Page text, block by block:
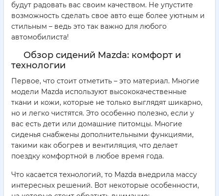
будут радовать вас своим качеством. Не упустите
возможность сделать свое авто еще более уютным и
стильным – ведь это так важно для любого
автомобилиста!
Обзор сидений Mazda: комфорт и
технологии
Первое, что стоит отметить – это материал. Многие
модели Mazda используют высококачественные
ткани и кожи, которые не только выглядят шикарно,
но и легко чистятся. Это особенно полезно, если у
вас есть дети или домашние питомцы. Многие
сиденья снабжены дополнительными функциями,
такими как обогрев и вентиляция, что делает
поездку комфортной в любое время года.
Что касается технологий, то Mazda внедрила массу
интересных решений. Вот некоторые особенности,